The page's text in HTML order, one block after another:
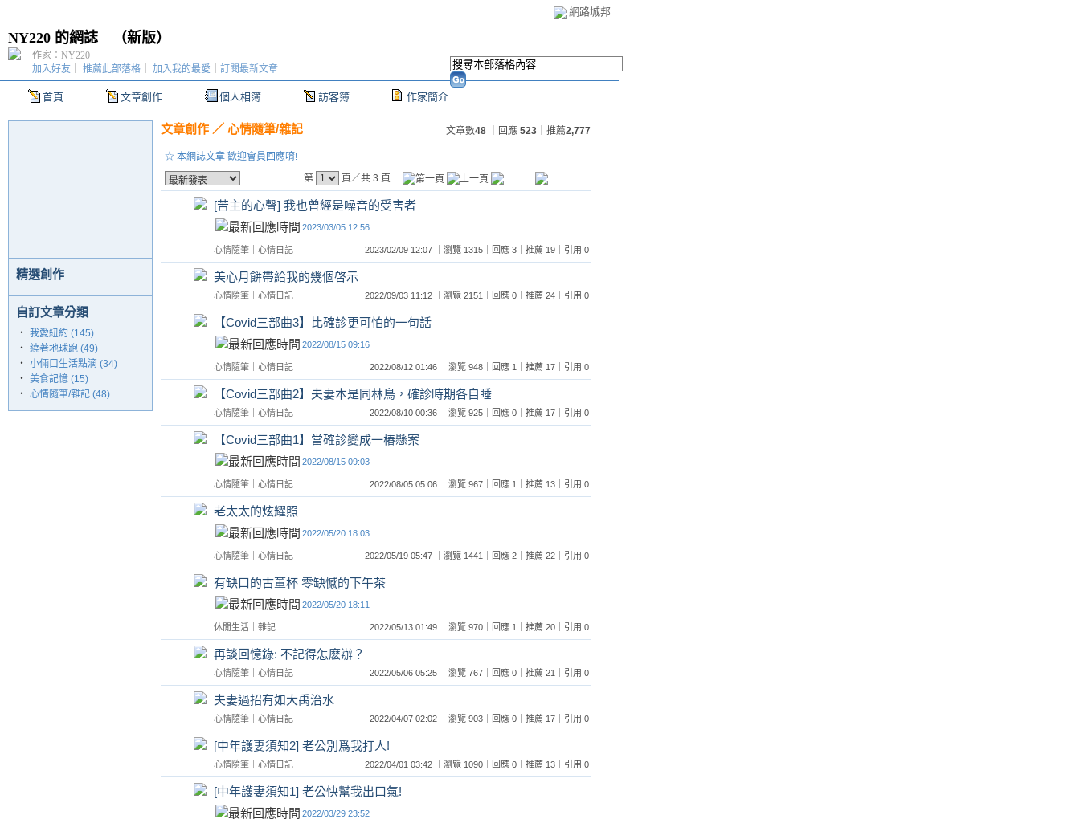
網路城邦
NY220 的網誌 （新版）
首頁 文章創作 個人相簿 訪客簿 作家簡介
加入好友 推薦此部落格 加入我的最愛 訂閱最新文章
作家：NY220
精選創作
自訂文章分類
‧ 我愛紐約 (145)
‧ 繞著地球跑 (49)
‧ 小倆口生活點滴 (34)
‧ 美食記憶 (15)
‧ 心情隨筆/雜記 (48)
文章創作 ／ 心情隨筆/雜記 文章數48 ｜回應 523 ｜推薦2,777
☆ 本網誌文章 歡迎會員回應唷!
第
頁／共 3 頁
[苦主的心聲] 我也曾經是噪音的受害者
2023/03/05 12:56
心情隨筆 心情日記 2023/02/09 12:07 ｜瀏覽 1315｜回應 3｜推薦 19｜引用 0
美心月餅帶給我的幾個啓示
心情隨筆 心情日記 2022/09/03 11:12 ｜瀏覽 2151｜回應 0｜推薦 24｜引用 0
【Covid三部曲3】比確診更可怕的一句話
2022/08/15 09:16
心情隨筆 心情日記 2022/08/12 01:46 ｜瀏覽 948｜回應 1｜推薦 17｜引用 0
【Covid三部曲2】夫妻本是同林鳥，確診時期各自睡
心情隨筆 心情日記 2022/08/10 00:36 ｜瀏覽 925｜回應 0｜推薦 17｜引用 0
【Covid三部曲1】當確診變成一樁懸案
2022/08/15 09:03
心情隨筆 心情日記 2022/08/05 05:06 ｜瀏覽 967｜回應 1｜推薦 13｜引用 0
老太太的炫耀照
2022/05/20 18:03
心情隨筆 心情日記 2022/05/19 05:47 ｜瀏覽 1441｜回應 2｜推薦 22｜引用 0
有缺口的古董杯 零缺憾的下午茶
2022/05/20 18:11
休閒生活 雜記 2022/05/13 01:49 ｜瀏覽 970｜回應 1｜推薦 20｜引用 0
再談回憶錄: 不記得怎麽辦？
心情隨筆 心情日記 2022/05/06 05:25 ｜瀏覽 767｜回應 0｜推薦 21｜引用 0
夫妻過招有如大禹治水
心情隨筆 心情日記 2022/04/07 02:02 ｜瀏覽 903｜回應 0｜推薦 17｜引用 0
[中年護妻須知2] 老公別爲我打人!
心情隨筆 心情日記 2022/04/01 03:42 ｜瀏覽 1090｜回應 0｜推薦 13｜引用 0
[中年護妻須知1] 老公快幫我出口氣!
2022/03/29 23:52